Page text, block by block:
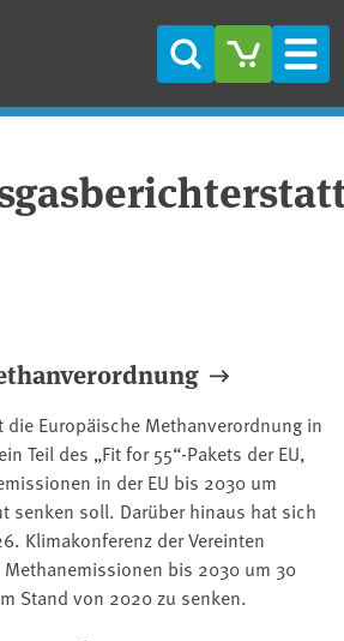
Suche
Europäische Methanverordnung in
Teil des „Fit for 55“-Pakets der EU,
in der EU bis 2030 um
senken soll. Darüber hinaus hat sich
Klimakonferenz der Vereinten
bis 2030 um 30
Stand von 2020 zu senken.